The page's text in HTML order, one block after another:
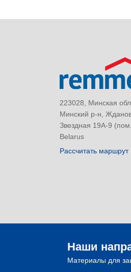
223028, Минская обл.,
Минский р-н,
Звездная 19А-9
Belarus
Рассчитать маршрут
Наши
Материалы для